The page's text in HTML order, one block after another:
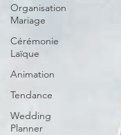
Organisation
Mariage
Cérémonie
Laïque
Animation
Tendance
Wedding
Planner